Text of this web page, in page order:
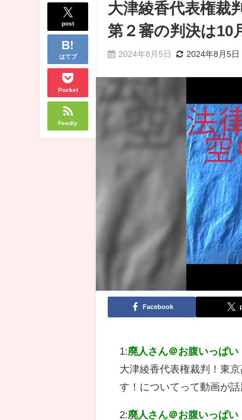
post
はてブ
Pocket
Feedly
大津綾香代表権裁
第２審の判決は10
2024年8月5日 2024年8月5日
Facebook
1:廃人さん＠お腹いっぱい
大津綾香代表権裁判！東
す！についてって動画が
2:廃人さん＠お腹いっぱい